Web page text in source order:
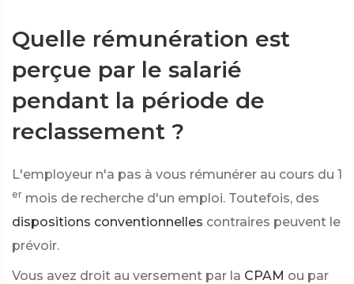
Quelle rémunération est
perçue par le salarié
pendant la période de
reclassement ?
L'employeur n'a pas à vous rémunérer au cours du 1
er mois de recherche d'un emploi. Toutefois, des
dispositions conventionnelles contraires peuvent le
prévoir.
Vous avez droit au versement par la CPAM ou par